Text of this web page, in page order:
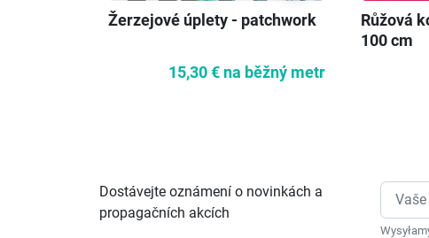
Žerzejové úplety - patchwork
15,30 € na běžný metr
Růžová
100 cm
Dostávejte oznámení o novinkách a
propagačních akcích